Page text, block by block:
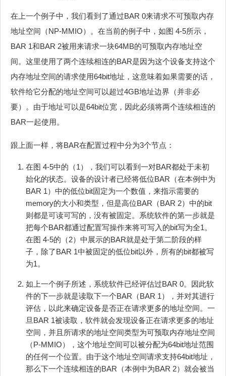
在上一个例子中，我们看到了通过BAR 0来请求不可预取内存
地址空间（NP-MMIO）。在当前的例子中，如图 4‑5所示，
BAR 1和BAR 2被用来请求一块64MB的可预取内存地址空
间。这里使用了两个连续相连的BAR是因为这个设备支持这个
内存地址空间的请求使用64bit地址，这意味着如果需要的话，
软件给它分配的地址空间可以超过4GB地址边界（并非必
要）。由于地址可以是64bit位宽，因此必须将两个连续相连的
BAR一起使用。
跟上面一样，将BAR在配置过程中分为3个节点：
在图 4‑5中的（1），我们可以看到一对BAR都处于未初
始化的状态。设备的设计者已经将低位BAR（在本例中为
BAR 1）中的低位bit固定为一个数值，来指示需要的
memory的大小和类型，但是高位BAR（BAR 2）中的bit
则都是可读可写的，没有被固定。系统软件的第一步就是
把每个BAR都通过配置写操作来将可写入的bit写为全1。
在图 4‑5的（2）中展示的BAR就是处于第二阶段的样
子，除了BAR 1中被固定的低位bit以外，所有的bit都被写
为1。
如上一个例子所述，系统软件已经评估过BAR 0。因此软
件的下一步就是读取下一个BAR（BAR 1），并对其进行
评估，以此来确定设备是否正在请求更多的地址空间。一
旦BAR 1被读取，软件就会发现设备正在请求更多的地址
空间，并且所请求的地址空间类型为可预取内存地址空间
（P-MMIO），这个地址空间可以被分配为64bit地址范围
的任何一个位置。由于这个地址空间请求支持64bit地址，
那么下一个连续相连的BAR（本例中为BAR 2）就会被当